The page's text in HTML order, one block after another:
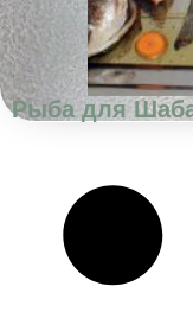
Рыба для